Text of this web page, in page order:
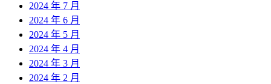
2024 年 7 月
2024 年 6 月
2024 年 5 月
2024 年 4 月
2024 年 3 月
2024 年 2 月